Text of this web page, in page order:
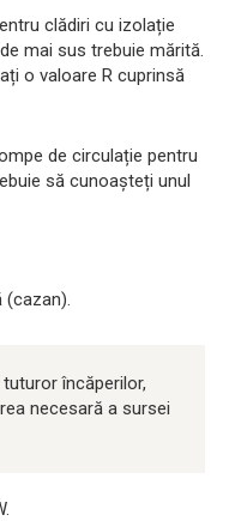
clădiri cu izolație
mai sus trebuie mărită.
o valoare R cuprinsă
de circulație pentru
să cunoașteți unul
încăperilor,
necesară a sursei